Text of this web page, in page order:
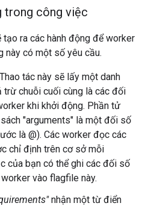
trong công việc
ra các hành động để worker
này có một số yêu cầu.
tác này sẽ lấy một danh
trừ chuỗi cuối cùng là các đối
khi khởi động. Phần tử
"arguments" là một đối số
là @). Các worker đọc các
chỉ định trên cơ sở mỗi
của bạn có thể ghi các đối số
vào flagfile này.
nhận một từ điển